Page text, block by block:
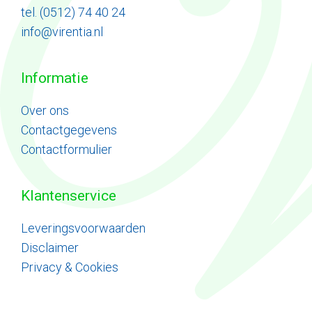
tel. (0512) 74 40 24
info@virentia.nl
Informatie
Over ons
Contactgegevens
Contactformulier
Klantenservice
Leveringsvoorwaarden
Disclaimer
Privacy & Cookies